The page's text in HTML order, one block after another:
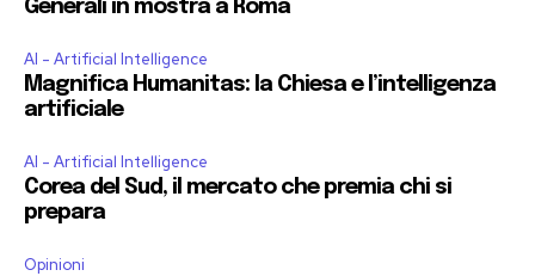
Generali in mostra a Roma
AI - Artificial Intelligence
Magnifica Humanitas: la Chiesa e l’intelligenza
artificiale
AI - Artificial Intelligence
Corea del Sud, il mercato che premia chi si
prepara
Opinioni